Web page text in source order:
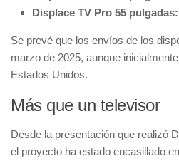
Displace TV Pro 55 pulgadas:
Se prevé que los envíos de los
marzo de 2025, aunque
Estados Unidos.
Más que un televisor
Desde la presentación que realizó
el proyecto ha estado encasillado